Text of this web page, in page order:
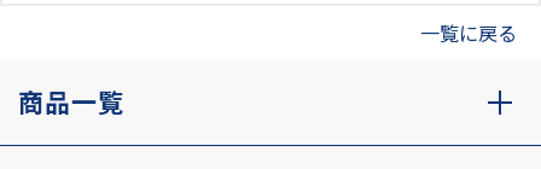
一覧に戻る
商品一覧